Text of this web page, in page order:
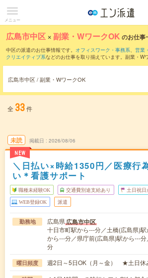
メニュー
広島市中区 ×副業・WワークOK のお仕事
中区の派遣のお仕事情報です。 オフィスワーク・事務系、 営業
クリエイティブ系などのお仕事を取り揃えています。副業・W
広島市中区 / 副業・WワークOK
全 33件
未読
NEW
掲載日 2026/08/06
＼日払い×時給1350円／医療行
い＊看護サポート
職種未経験OK 交通費別途支給あり 土日祝日
WEB登録OK 派遣
勤務地 広島県広島市中区
十日市町駅から---分／土橋(広島県)
から---分／県庁前(広島県)駅から---
分
曜日頻度 週2日～5日OK（月～金） ★土日休